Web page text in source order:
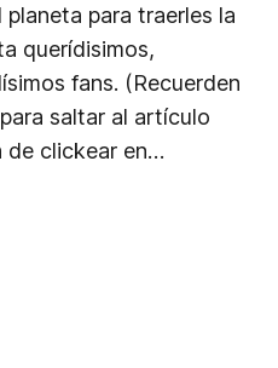
para traerles la
querídisimos,
fans. (Recuerden
saltar al artículo
de clickear en…